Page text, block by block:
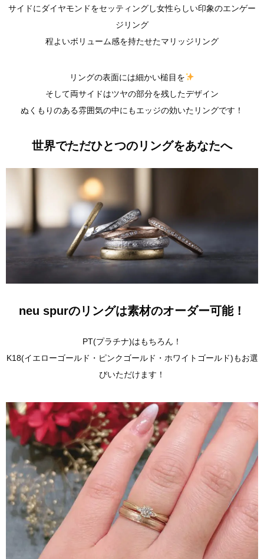
サイドにダイヤモンドをセッティングし女性らしい印象のエンゲー
ジリング
程よいボリューム感を持たせたマリッジリング
リングの表面には細かい槌目を
そして両サイドはツヤの部分を残したデザイン
ぬくもりのある雰囲気の中にもエッジの効いたリングです！
世界でただひとつのリングをあなたへ
neu spurのリングは素材のオーダー可能！
PT(プラチナ)はもちろん！
K18(イエローゴールド・ピンクゴールド・ホワイトゴールド)もお選
びいただけます！